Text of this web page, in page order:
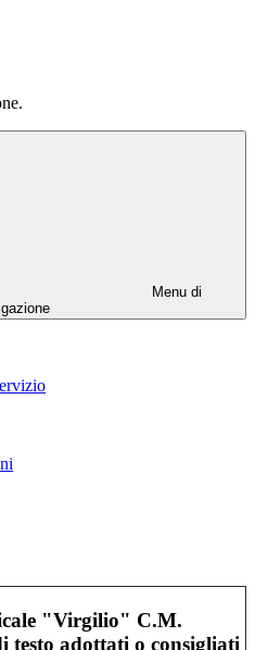
Menu di
"Virgilio" C.M.
adottati o consigliati